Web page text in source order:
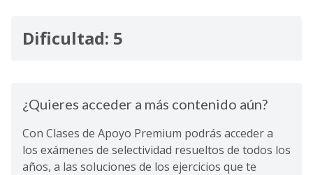
Dificultad: 5
¿Quieres acceder a más contenido aún?
Con Clases de Apoyo Premium podrás acceder a
los exámenes de selectividad resueltos de todos los
años, a las soluciones de los ejercicios que te